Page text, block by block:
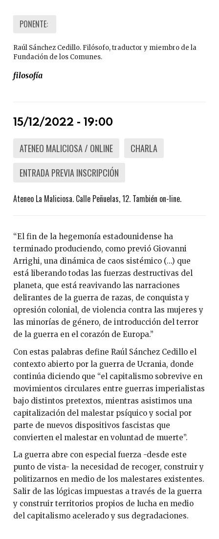
PONENTE:
Raúl Sánchez Cedillo. Filósofo, traductor y miembro de la
Fundación de los Comunes.
filosofía
15/12/2022 - 19:00
ATENEO MALICIOSA / ONLINE
CHARLA
ENTRADA PREVIA INSCRIPCIÓN
Ateneo La Maliciosa. Calle Peñuelas, 12. También on-line.
“El fin de la hegemonía estadounidense ha
terminado produciendo, como previó Giovanni
Arrighi, una dinámica de caos sistémico (...) que
está liberando todas las fuerzas destructivas del
planeta, que está reavivando las narraciones
delirantes de la guerra de razas, de conquista y
opresión colonial, de violencia contra las mujeres y
las minorías de género, de introducción del terror
de la guerra en el corazón de Europa.”
Con estas palabras define Raúl Sánchez Cedillo el
contexto abierto por la guerra de Ucrania, donde
continúa diciendo que “el capitalismo sobrevive en
movimientos circulares entre guerras imperialistas
bajo distintos pretextos, mientras asistimos una
capitalización del malestar psíquico y social por
parte de nuevos dispositivos fascistas que
convierten el malestar en voluntad de muerte”.
La guerra abre con especial fuerza -desde este
punto de vista- la necesidad de recoger, construir y
politizarnos en medio de los malestares existentes.
Salir de las lógicas impuestas a través de la guerra
y construir territorios propios de lucha en medio
del capitalismo acelerado y sus degradaciones.